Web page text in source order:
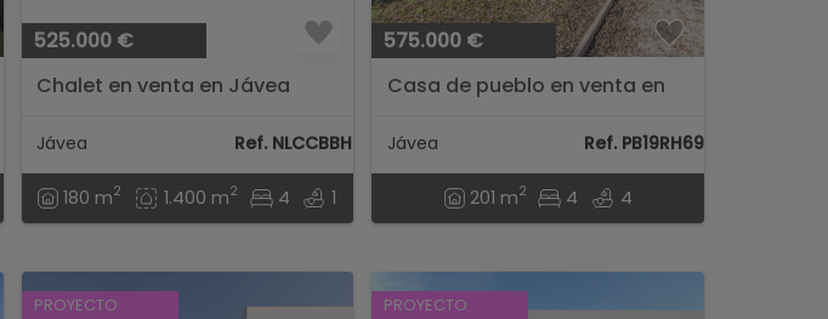
525.000 €
Chalet en venta en Jávea
Jávea Ref. NLCCBBHB
180 m2 1.400 m2 4 1
575.000 €
Casa de pueblo en venta en
Jávea Ref. PB19RH690
201 m2 4 4
PROYECTO PROYECTO